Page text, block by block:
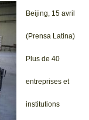
Beijing, 15 avril
(Prensa Latina)
Plus de 40
entreprises et
institutions